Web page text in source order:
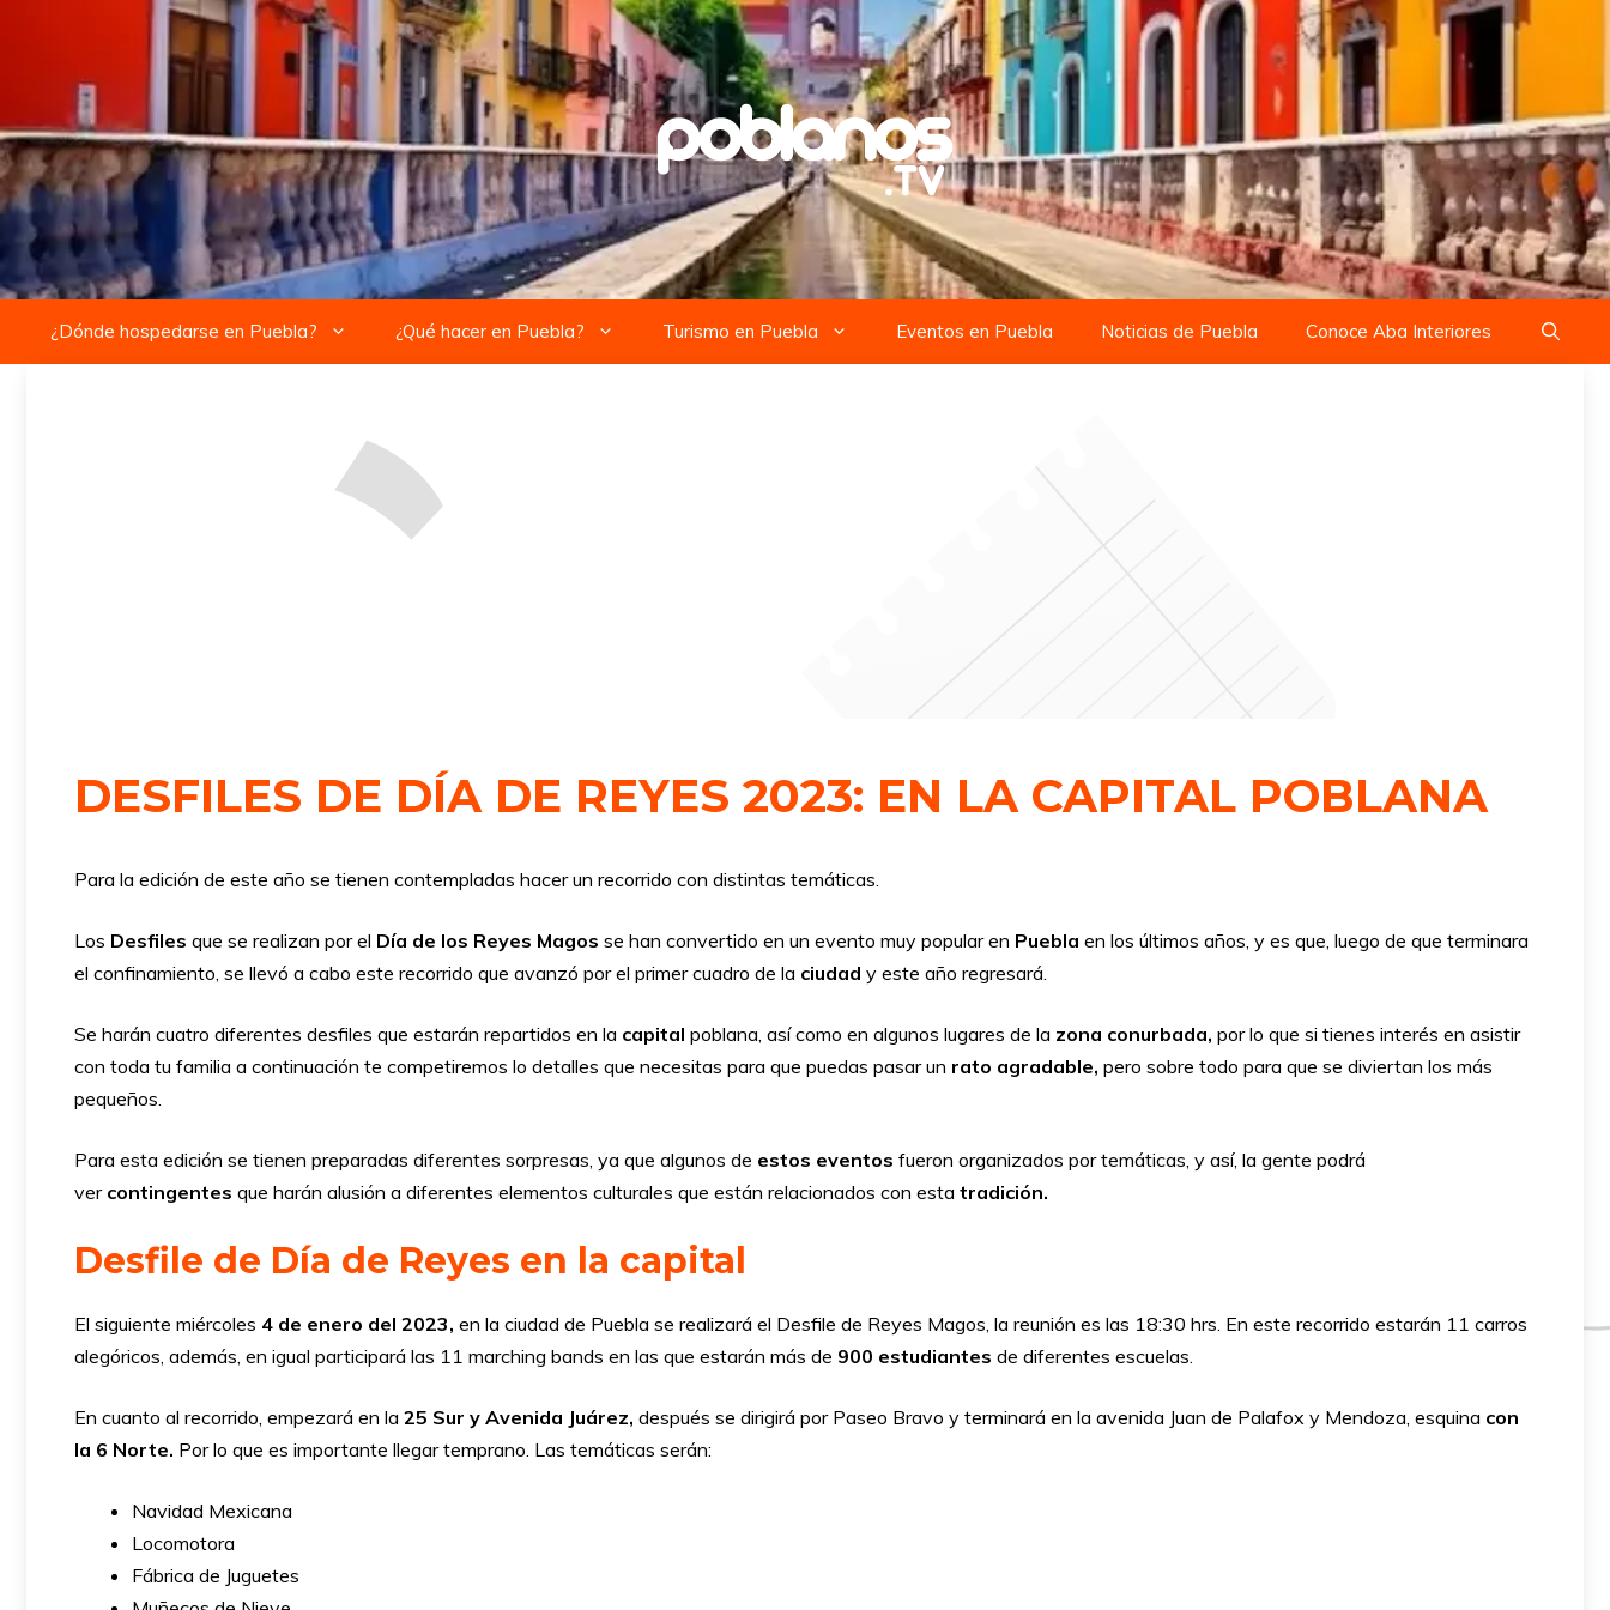
contenido
¿Dónde hospedarse en Puebla? ¿Qué hacer en Puebla? Turismo en Puebla Eventos en Puebla Noticias de Puebla Conoce Aba Interiores
DESFILES DE DÍA DE REYES 2023: EN LA CAPITAL POBLANA
Para la edición de este año se tienen contempladas hacer un recorrido con distintas temáticas.
Los Desfiles que se realizan por el Día de los Reyes Magos se han convertido en un evento muy popular en Puebla en los últimos años, y es que, luego de que terminara
el confinamiento, se llevó a cabo este recorrido que avanzó por el primer cuadro de la ciudad y este año regresará.
Se harán cuatro diferentes desfiles que estarán repartidos en la capital poblana, así como en algunos lugares de la zona conurbada, por lo que si tienes interés en asistir
con toda tu familia a continuación te competiremos lo detalles que necesitas para que puedas pasar un rato agradable, pero sobre todo para que se diviertan los más
pequeños.
Para esta edición se tienen preparadas diferentes sorpresas, ya que algunos de estos eventos fueron organizados por temáticas, y así, la gente podrá
ver contingentes que harán alusión a diferentes elementos culturales que están relacionados con esta tradición.
Desfile de Día de Reyes en la capital
El siguiente miércoles 4 de enero del 2023, en la ciudad de Puebla se realizará el Desfile de Reyes Magos, la reunión es las 18:30 hrs. En este recorrido estarán 11 carros
alegóricos, además, en igual participará las 11 marching bands en las que estarán más de 900 estudiantes de diferentes escuelas.
En cuanto al recorrido, empezará en la 25 Sur y Avenida Juárez, después se dirigirá por Paseo Bravo y terminará en la avenida Juan de Palafox y Mendoza, esquina con
la 6 Norte. Por lo que es importante llegar temprano. Las temáticas serán:
Navidad Mexicana
Locomotora
Fábrica de Juguetes